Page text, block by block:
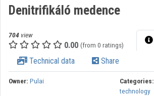
Contributors
Appearance:
Denitrifikáló medence
704 view
0.00 (from 0 ratings)
Technical data Share
Owner: Pulai Categories:
technology